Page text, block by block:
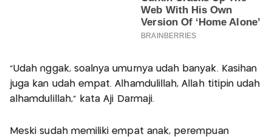
"Udah nggak, soalnya umurnya udah banyak. Kasihan
juga kan udah empat. Alhamdulillah, Allah titipin udah
alhamdulillah," kata Aji Darmaji.
Meski sudah memiliki empat anak, perempuan